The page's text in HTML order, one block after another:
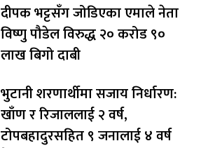
दीपक भट्टसँग जोडिएका एमाले नेता
विष्णु पौडेल विरुद्ध २० करोड ९०
लाख बिगो दाबी
भुटानी शरणार्थीमा सजाय निर्धारण:
खाँण र रिजाललाई २ वर्ष,
टोपबहादुरसहित ९ जनालाई ४ वर्ष